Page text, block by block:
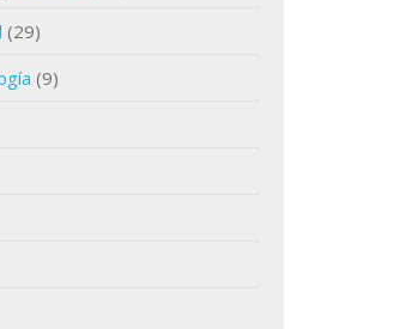
(29)
(9)